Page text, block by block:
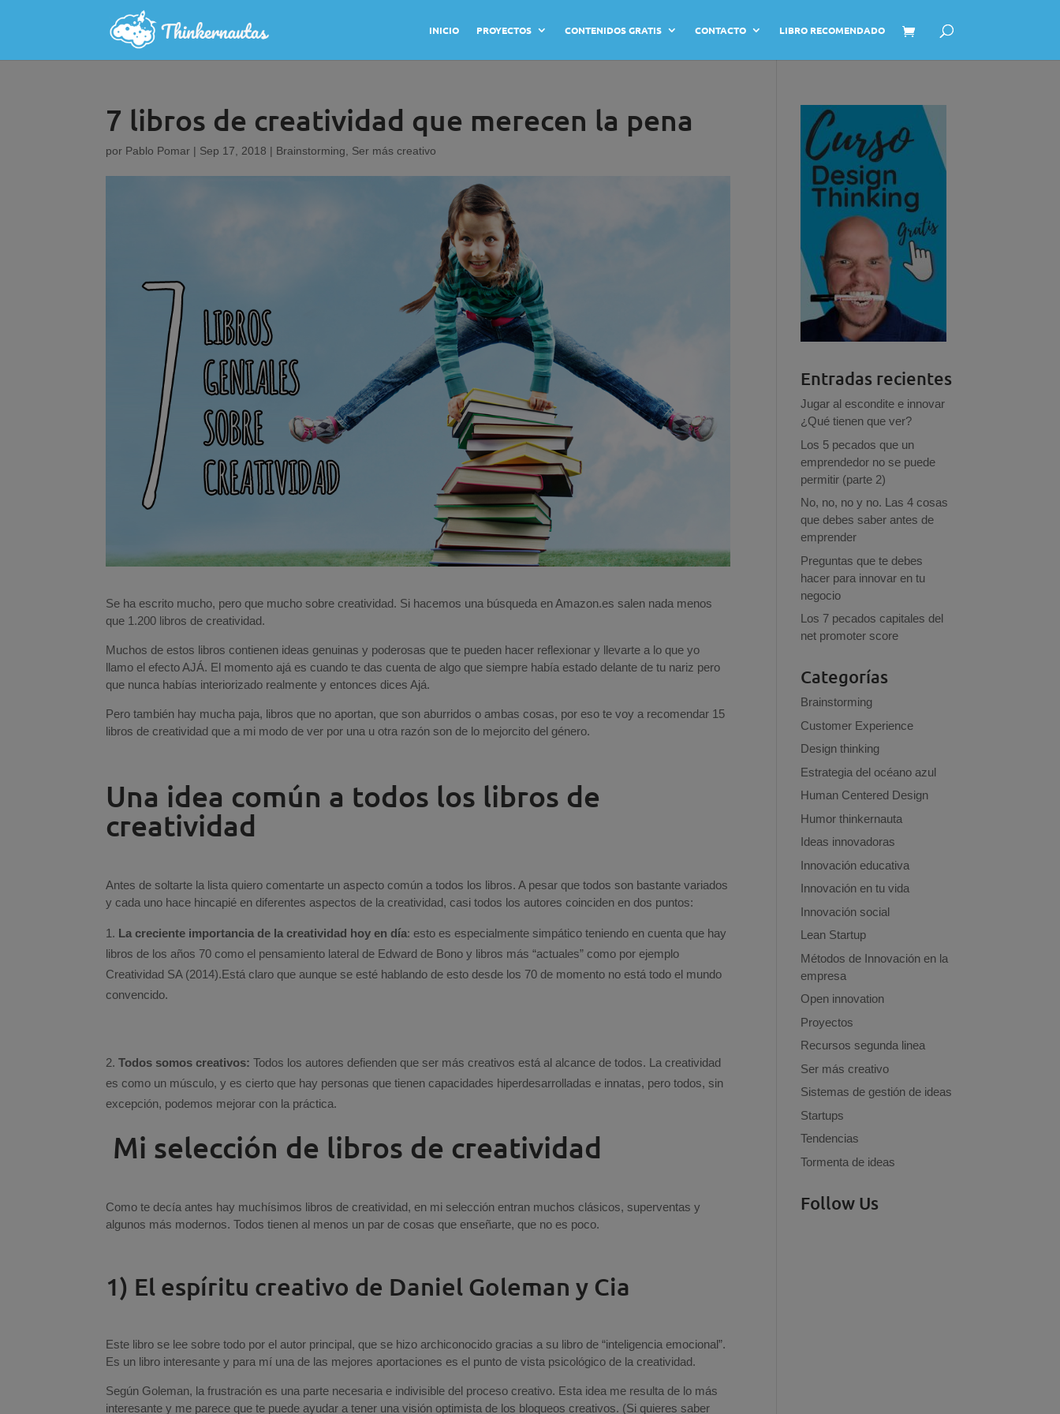
INICIO PROYECTOS CONTENIDOS GRATIS CONTACTO LIBRO RECOMENDADO
7 libros de creatividad que merecen la pena
por Pablo Pomar | Sep 17, 2018 | Brainstorming Ser más creativo
Se ha escrito mucho, pero que mucho sobre creatividad. Si hacemos una búsqueda en Amazon.es salen nada menos
que 1.200 libros de creatividad.
Muchos de estos libros contienen ideas genuinas y poderosas que te pueden hacer reflexionar y llevarte a lo que yo
llamo el efecto AJÁ. El momento ajá es cuando te das cuenta de algo que siempre había estado delante de tu nariz pero
que nunca habías interiorizado realmente y entonces dices Ajá.
Pero también hay mucha paja, libros que no aportan, que son aburridos o ambas cosas, por eso te voy a recomendar 15
libros de creatividad que a mi modo de ver por una u otra razón son de lo mejorcito del género.
Una idea común a todos los libros de
creatividad
Antes de soltarte la lista quiero comentarte un aspecto común a todos los libros. A pesar que todos son bastante variados
y cada uno hace hincapié en diferentes aspectos de la creatividad, casi todos los autores coinciden en dos puntos:
La creciente importancia de la creatividad hoy en día: esto es especialmente simpático teniendo en cuenta que hay
libros de los años 70 como el pensamiento lateral de Edward de Bono y libros más “actuales” como por ejemplo
Creatividad SA (2014).Está claro que aunque se esté hablando de esto desde los 70 de momento no está todo el mundo
convencido.
Todos somos creativos: Todos los autores defienden que ser más creativos está al alcance de todos. La creatividad
es como un músculo, y es cierto que hay personas que tienen capacidades hiperdesarrolladas e innatas, pero todos, sin
excepción, podemos mejorar con la práctica.
Mi selección de libros de creatividad
Como te decía antes hay muchísimos libros de creatividad, en mi selección entran muchos clásicos, superventas y
algunos más modernos. Todos tienen al menos un par de cosas que enseñarte, que no es poco.
1) El espíritu creativo de Daniel Goleman y Cia
Este libro se lee sobre todo por el autor principal, que se hizo archiconocido gracias a su libro de “inteligencia emocional”.
Es un libro interesante y para mí una de las mejores aportaciones es el punto de vista psicológico de la creatividad.
Según Goleman, la frustración es una parte necesaria e indivisible del proceso creativo. Esta idea me resulta de lo más
interesante y me parece que te puede ayudar a tener una visión optimista de los bloqueos creativos. (Si quieres saber
Entradas recientes
Jugar al escondite e innovar
¿Qué tienen que ver?
Los 5 pecados que un
emprendedor no se puede
permitir (parte 2)
No, no, no y no. Las 4 cosas
que debes saber antes de
emprender
Preguntas que te debes
hacer para innovar en tu
negocio
Los 7 pecados capitales del
net promoter score
Categorías
Brainstorming
Customer Experience
Design thinking
Estrategia del océano azul
Human Centered Design
Humor thinkernauta
Ideas innovadoras
Innovación educativa
Innovación en tu vida
Innovación social
Lean Startup
Métodos de Innovación en la
empresa
Open innovation
Proyectos
Recursos segunda linea
Ser más creativo
Sistemas de gestión de ideas
Startups
Tendencias
Tormenta de ideas
Follow Us